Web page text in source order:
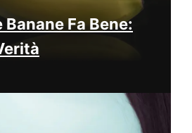
Banane Fa Bene: